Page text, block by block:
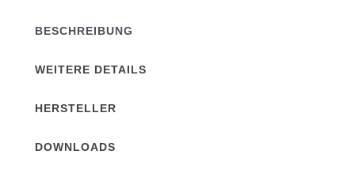
BESCHREIBUNG
WEITERE DETAILS
HERSTELLER
DOWNLOADS